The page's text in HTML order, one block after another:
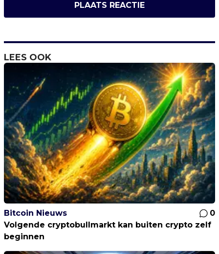
PLAATS REACTIE
LEES OOK
Bitcoin Nieuws
0
Volgende cryptobullmarkt kan buiten crypto zelf
beginnen